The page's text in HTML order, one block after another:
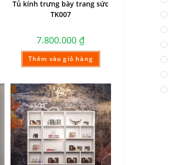
Tủ kính trưng bày trang sức
TK007
7.800.000 ₫
Thêm vào giỏ hàng